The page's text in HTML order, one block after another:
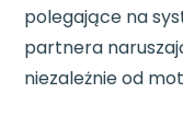
polegające na
partnera
niezależnie od